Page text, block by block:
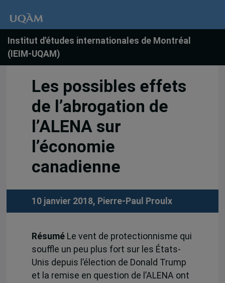
Institut d'études internationales de Montréal
(IEIM-UQAM)
Les possibles effets
de l’abrogation de
l’ALENA sur
l’économie
canadienne
10 janvier 2018, Pierre-Paul Proulx
RésuméLe vent de protectionnisme qui
souffle un peu plus fort sur les États-
Unis depuis l’élection de Donald Trump
et la remise en question de l’ALENA ont